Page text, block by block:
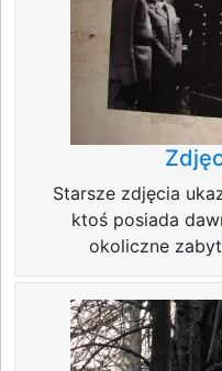
Starsze zdjęcia
ktoś posiada
okoliczne